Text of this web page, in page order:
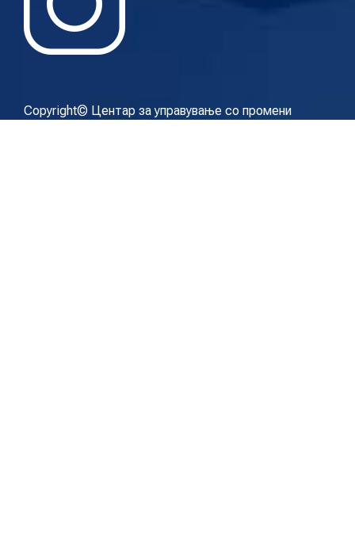
Copyright© Центар за управување со промени